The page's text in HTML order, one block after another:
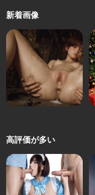
新着画像
高評価が多い